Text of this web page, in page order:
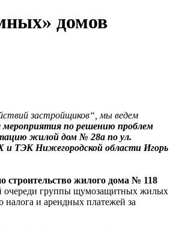
домов
застройщиков“, мы ведем
мероприятия по решению проблем
жилой дом № 28а по ул.
ТЭК Нижегородской области Игорь
строительство жилого дома № 118
очереди группы щумозащитных жилых
налога и арендных платежей за